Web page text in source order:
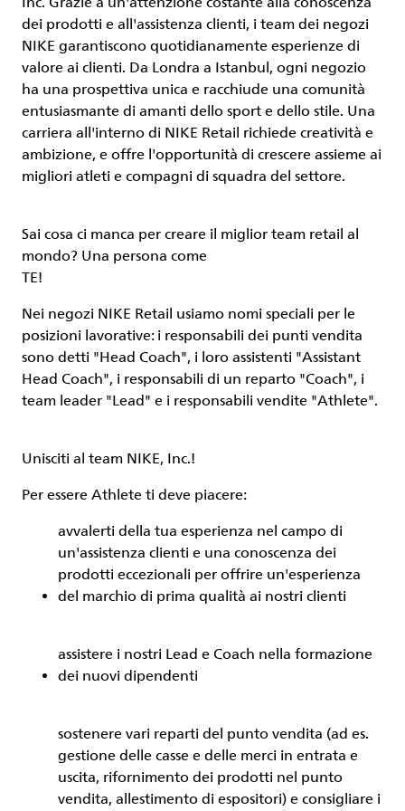
dei prodotti e all'assistenza clienti, i team dei negozi
NIKE garantiscono quotidianamente esperienze di
valore ai clienti. Da Londra a Istanbul, ogni negozio
ha una prospettiva unica e racchiude una comunità
entusiasmante di amanti dello sport e dello stile. Una
carriera all'interno di NIKE Retail richiede creatività e
ambizione, e offre l'opportunità di crescere assieme ai
migliori atleti e compagni di squadra del settore.
Sai cosa ci manca per creare il miglior team retail al
mondo? Una persona come
TE!
Nei negozi NIKE Retail usiamo nomi speciali per le
posizioni lavorative: i responsabili dei punti vendita
sono detti "Head Coach", i loro assistenti "Assistant
Head Coach", i responsabili di un reparto "Coach", i
team leader "Lead" e i responsabili vendite "Athlete".
Unisciti al team NIKE, Inc.!
Per essere Athlete ti deve piacere:
avvalerti della tua esperienza nel campo di
un'assistenza clienti e una conoscenza dei
prodotti eccezionali per offrire un'esperienza
del marchio di prima qualità ai nostri clienti
assistere i nostri Lead e Coach nella formazione
dei nuovi dipendenti
sostenere vari reparti del punto vendita (ad es.
gestione delle casse e delle merci in entrata e
uscita, rifornimento dei prodotti nel punto
vendita, allestimento di espositori) e consigliare i